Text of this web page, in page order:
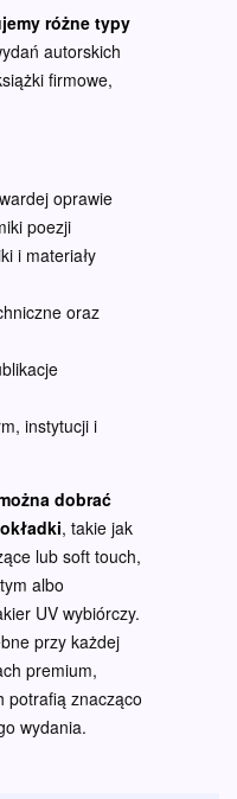
różne typy
autorskich
firmowe,
oprawie
poezji
i materiały
oraz
instytucji i
dobrać
, takie jak
lub soft touch,
albo
UV wybiórczy.
przy każdej
premium,
potrafią znacząco
wydania.